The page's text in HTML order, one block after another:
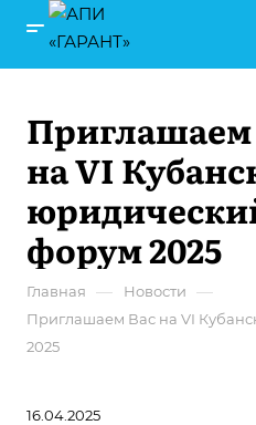
Приглашаем
на VI
форум 2025
Главная — Новости —
Приглашаем Вас на VI
2025
16.04.2025